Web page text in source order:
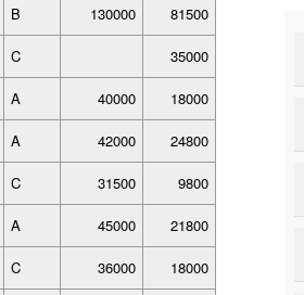
B 130000 81500
C 35000
A 40000 18000
A 42000 24800
C 31500 9800
A 45000 21800
C 36000 18000